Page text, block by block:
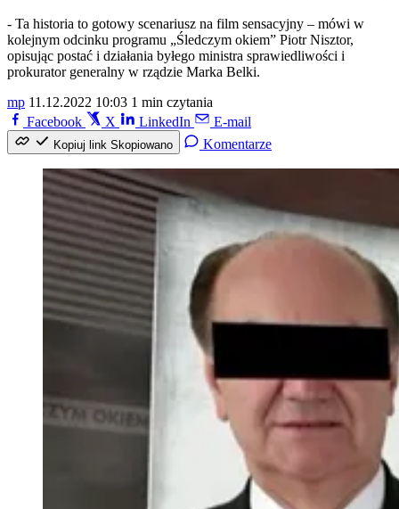
- Ta historia to gotowy scenariusz na film sensacyjny – mówi w
kolejnym odcinku programu „Śledczym okiem” Piotr Nisztor,
opisując postać i działania byłego ministra sprawiedliwości i
prokurator generalny w rządzie Marka Belki.
mp 11.12.2022 10:03 1 min czytania
Facebook
X LinkedIn E-mail
Kopiuj link Skopiowano Komentarze